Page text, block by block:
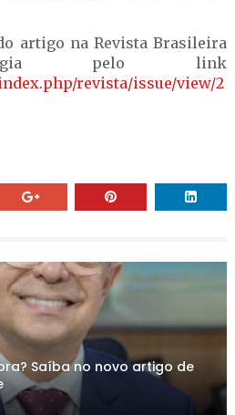
artigo na Revista Brasileira
pelo link
revista/issue/view/2
Saíba no novo artigo de